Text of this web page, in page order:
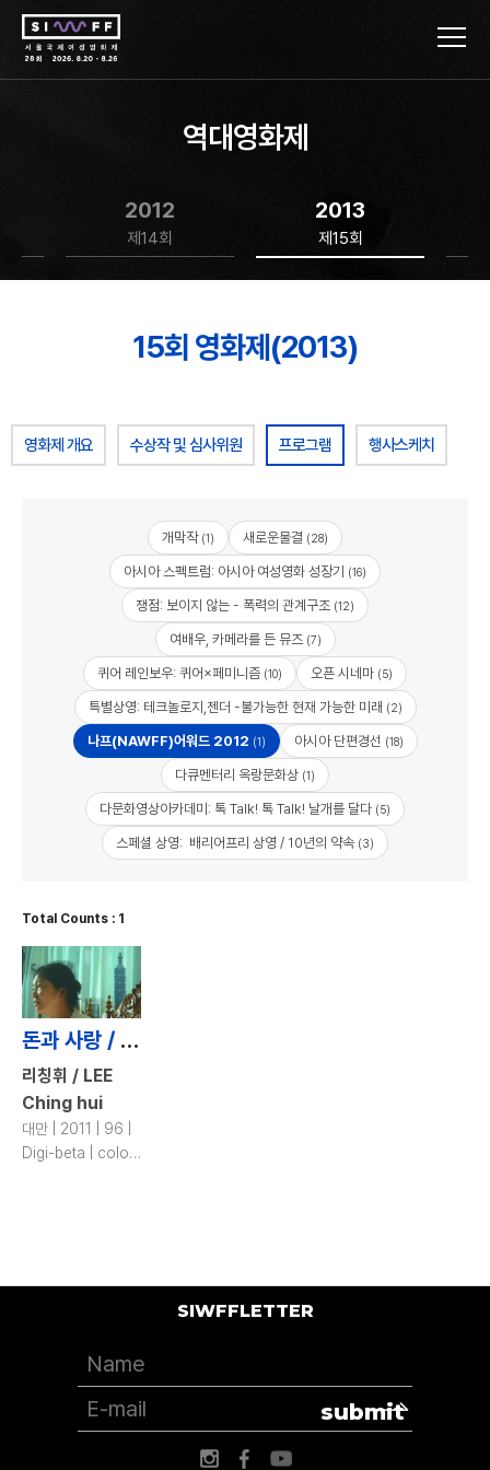
역대영화제
2012
제14회
2013
제15회
15회 영화제(2013)
영화제 개요 수상작 및 심사위원 프로그램 행사스케치
개막작(1) 새로운물결 (28)
아시아 스펙트럼: 아시아 여성영화 성장기 (16)
쟁점: 보이지 않는 - 폭력의 관계구조 (12)
여배우, 카메라를 든 뮤즈(7)
퀴어 레인보우: 퀴어×페미니즘 (10) 오픈 시네마 (5)
특별상영: 테크놀로지,젠더 -불가능한 현재 가능한 미래 (2)
나프(NAWFF)어워드 2012 (1) 아시아 단편경선 (18)
다큐멘터리 옥랑문화상 (1)
다문화영상아카데미: 톡 Talk! 톡 Talk! 날개를 달다 (5)
스페셜 상영: 배리어프리 상영 / 10년의 약속 (3)
Total Counts : 1
돈과 사랑 / Money and Honey
리칭휘 / LEE
Ching hui
대만 | 2011 | 96 |
Digi-beta | color,
SIWFFLETTER
submit